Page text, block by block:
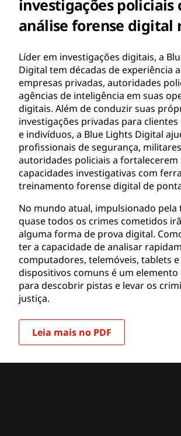
investigações policiais
análise forense digital
Líder em investigações digitais, a
Digital tem décadas de experiência
empresas privadas, autoridades
agências de inteligência em suas
digitais. Além de conduzir suas
investigações privadas para
e indivíduos, a Blue Lights Digital
profissionais de segurança,
autoridades policiais a fortalecerem
capacidades investigativas com
treinamento forense digital de
No mundo atual, impulsionado pela
quase todos os crimes cometidos
alguma forma de prova digital.
ter a capacidade de analisar
computadores, telemóveis, tablets
dispositivos comuns é um elemento
para descobrir pistas e levar os
justiça.
Leia mais no PDF